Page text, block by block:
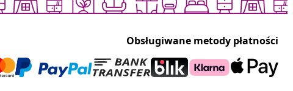
Obsługiwane metody płatności